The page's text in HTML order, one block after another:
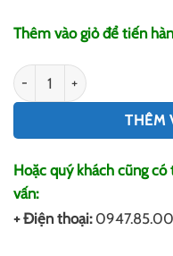
Thêm vào giỏ để tiến
In Bạt Tất Niên Giá Rẻ
THÊM
Hoặc quý khách cũng
vấn:
+ Điện thoại: